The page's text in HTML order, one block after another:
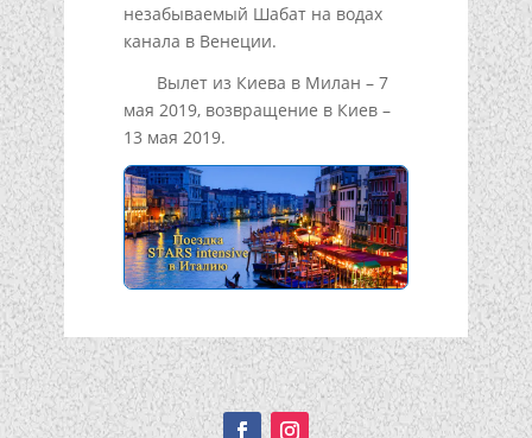
незабываемый Шабат на водах
канала в Венеции.
Вылет из Киева в Милан – 7
мая 2019, возвращение в Киев –
13 мая 2019.
Подписывайтесь!